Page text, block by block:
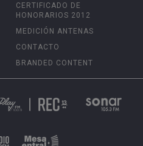
CERTIFICADO DE
HONORARIOS 2012
MEDICIÓN ANTENAS
CONTACTO
BRANDED CONTENT